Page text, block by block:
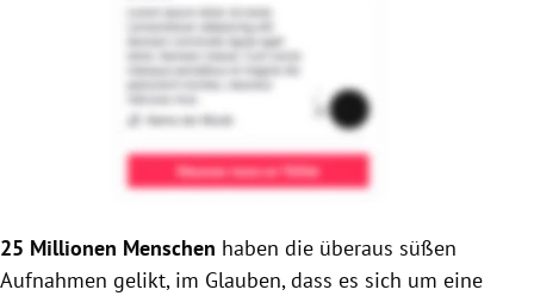
25 Millionen Menschen haben die überaus süßen
Aufnahmen gelikt, im Glauben, dass es sich um eine